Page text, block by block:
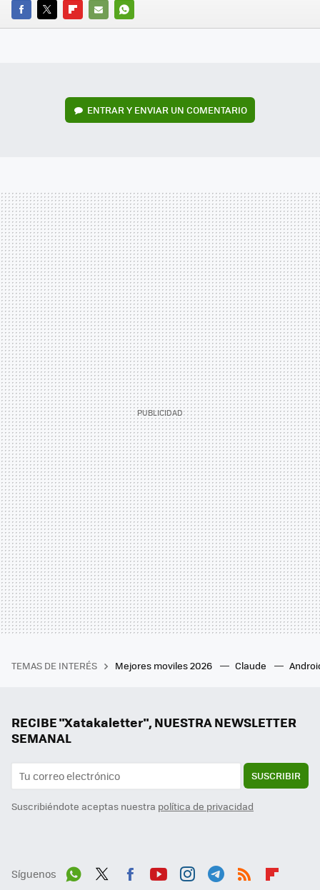
FACEBOOK
TWITTERFLIPBOARD
E-
WHATSAPP
ENTRAR Y ENVIAR UN COMENTARIO
TEMAS DE INTERÉS Mejores moviles 2026 Claude
RECIBE "Xatakaletter", NUESTRA NEWSLETTER
SEMANAL
SUSCRIBIR
Suscribiéndote aceptas nuestra política de privacidad
Síguenos